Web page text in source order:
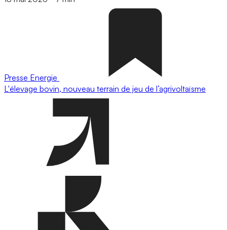
Presse Energie
L'élevage bovin, nouveau terrain de jeu de l’agrivoltaïsme